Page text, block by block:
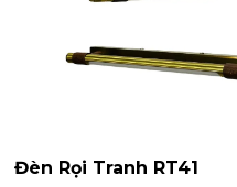
Đèn Rọi Tranh RT41